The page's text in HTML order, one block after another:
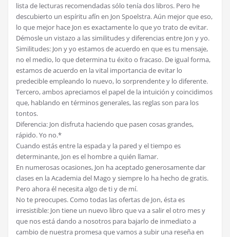
lista de lecturas recomendadas sólo tenía dos libros. Pero he
descubierto un espíritu afín en Jon Spoelstra. Aún mejor que eso,
lo que mejor hace Jon es exactamente lo que yo trato de evitar.
Démosle un vistazo a las similitudes y diferencias entre Jon y yo.
Similitudes: Jon y yo estamos de acuerdo en que es tu mensaje,
no el medio, lo que determina tu éxito o fracaso. De igual forma,
estamos de acuerdo en la vital importancia de evitar lo
predecible empleando lo nuevo, lo sorprendente y lo diferente.
Tercero, ambos apreciamos el papel de la intuición y coincidimos
que, hablando en términos generales, las reglas son para los
tontos.
Diferencia: Jon disfruta haciendo que pasen cosas grandes,
rápido. Yo no.*
Cuando estás entre la espada y la pared y el tiempo es
determinante, Jon es el hombre a quién llamar.
En numerosas ocasiones, Jon ha aceptado generosamente dar
clases en la Academia del Mago y siempre lo ha hecho de gratis.
Pero ahora él necesita algo de ti y de mí.
No te preocupes. Como todas las ofertas de Jon, ésta es
irresistible: Jon tiene un nuevo libro que va a salir el otro mes y
que nos está dando a nosotros para bajarlo de inmediato a
cambio de nuestra promesa que vamos a subir una reseña en